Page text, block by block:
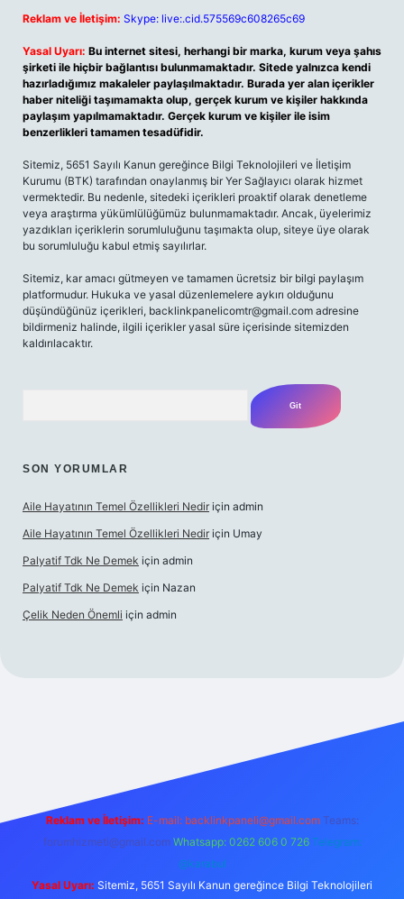
Reklam ve İletişim: Skype: live:.cid.575569c608265c69
Yasal Uyarı: Bu internet sitesi, herhangi bir marka, kurum veya şahıs
şirketi ile hiçbir bağlantısı bulunmamaktadır. Sitede yalnızca kendi
hazırladığımız makaleler paylaşılmaktadır. Burada yer alan içerikler
haber niteliği taşımamakta olup, gerçek kurum ve kişiler hakkında
paylaşım yapılmamaktadır. Gerçek kurum ve kişiler ile isim
benzerlikleri tamamen tesadüfidir.
Sitemiz, 5651 Sayılı Kanun gereğince Bilgi Teknolojileri ve İletişim
Kurumu (BTK) tarafından onaylanmış bir Yer Sağlayıcı olarak hizmet
vermektedir. Bu nedenle, sitedeki içerikleri proaktif olarak denetleme
veya araştırma yükümlülüğümüz bulunmamaktadır. Ancak, üyelerimiz
yazdıkları içeriklerin sorumluluğunu taşımakta olup, siteye üye olarak
bu sorumluluğu kabul etmiş sayılırlar.
Sitemiz, kar amacı gütmeyen ve tamamen ücretsiz bir bilgi paylaşım
platformudur. Hukuka ve yasal düzenlemelere aykırı olduğunu
düşündüğünüz içerikleri, backlinkpanelicomtr@gmail.com adresine
bildirmeniz halinde, ilgili içerikler yasal süre içerisinde sitemizden
kaldırılacaktır.
SON YORUMLAR
Aile Hayatının Temel Özellikleri Nedir için admin
Aile Hayatının Temel Özellikleri Nedir için Umay
Palyatif Tdk Ne Demek için admin
Palyatif Tdk Ne Demek için Nazan
Çelik Neden Önemli için admin
Reklam ve İletişim: E-mail: backlinkpaneli@gmail.com Teams:
forumhizmeti@gmail.com Whatsapp: 0262 606 0 726 Telegram:
@karabul
Yasal Uyarı: Sitemiz, 5651 Sayılı Kanun gereğince Bilgi Teknolojileri